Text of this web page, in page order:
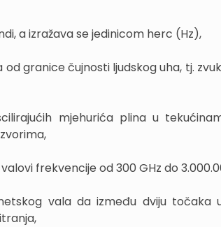
a izražava se jedinicom herc (Hz),
granice čujnosti ljudskog uha, tj.
mjehurića plina u
frekvencije od 300 GHz do
vala da između dviju točaka